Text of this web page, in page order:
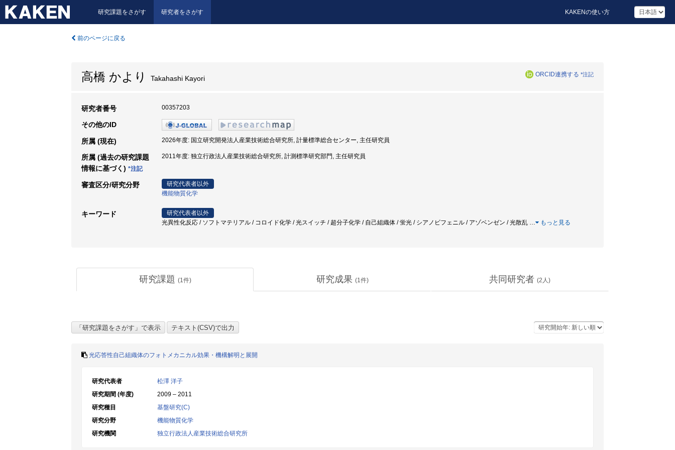
研究課題をさがす 研究者をさがす KAKENの使い方
前のページに戻る
高橋 かより Takahashi Kayori ORCID連携する *注記
研究者番号 00357203
その他のID
所属 (現在) 2026年度: 国立研究開発法人産業技術総合研究所, 計量標準総合センター, 主任研究員
所属 (過去の研究課題
情報に基づく) *注記
2011年度: 独立行政法人産業技術総合研究所, 計測標準研究部門, 主任研究員
審査区分/研究分野
研究代表者以外
機能物質化学
キーワード
研究代表者以外
光異性化反応 / ソフトマテリアル / コロイド化学 / 光スイッチ / 超分子化学 / 自己組織体 / 蛍光 / シアノビフェニル / アゾベンゼン / 光散乱 … もっと見る
研究課題 (1件) 研究成果 (1件) 共同研究者 (2 人)
光応答性自己組織体のフォトメカニカル効果・機構解明と展開
研究代表者
松澤 洋子
研究期間 (年度)
2009 – 2011
研究種目
基盤研究(C)
研究分野
機能物質化学
研究機関
独立行政法人産業技術総合研究所